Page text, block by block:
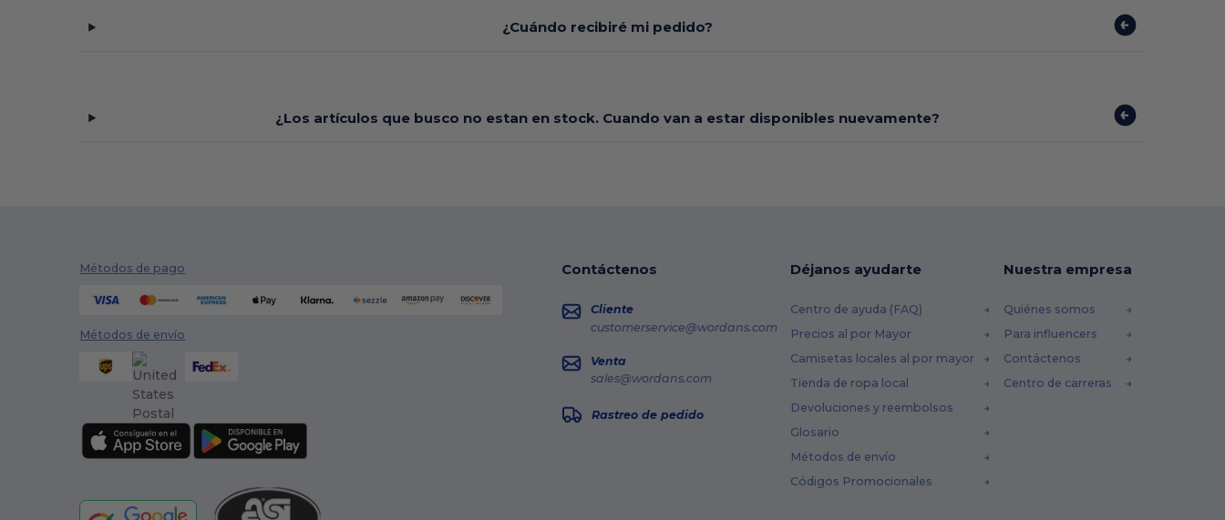
¿Cuándo recibiré mi pedido?
¿Los artículos que busco no estan en stock. Cuando van a estar disponibles nuevamente?
Métodos de pago
Métodos de envío
Contáctenos
Cliente
customerservice@wordans.com
Venta
sales@wordans.com
Rastreo de pedido
Déjanos ayudarte
Centro de ayuda (FAQ)
Precios al por Mayor
Camisetas locales al por mayor
Tienda de ropa local
Devoluciones y reembolsos
Glosario
Métodos de envío
Códigos Promocionales
Nuestra empresa
Quiénes somos
Para influencers
Contáctenos
Centro de carreras